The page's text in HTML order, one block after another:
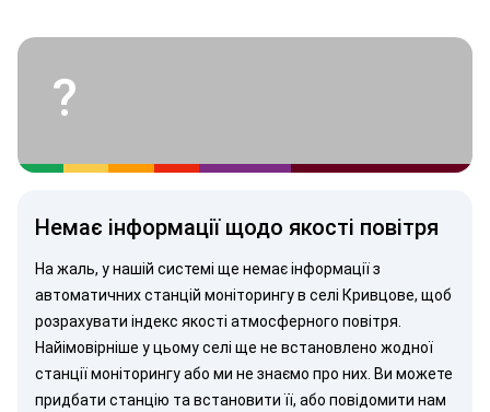
?
Немає інформації щодо якості повітря
На жаль, у нашій системі ще немає інформації з
автоматичних станцій моніторингу в селі Кривцове, щоб
розрахувати індекс якості атмосферного повітря.
Найімовірніше у цьому селі ще не встановлено жодної
станції моніторингу або ми не знаємо про них. Ви можете
придбати станцію та встановити її, або повідомити нам